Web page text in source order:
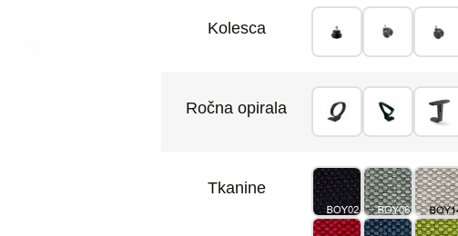
Kolesca
Ročna opirala
Tkanine